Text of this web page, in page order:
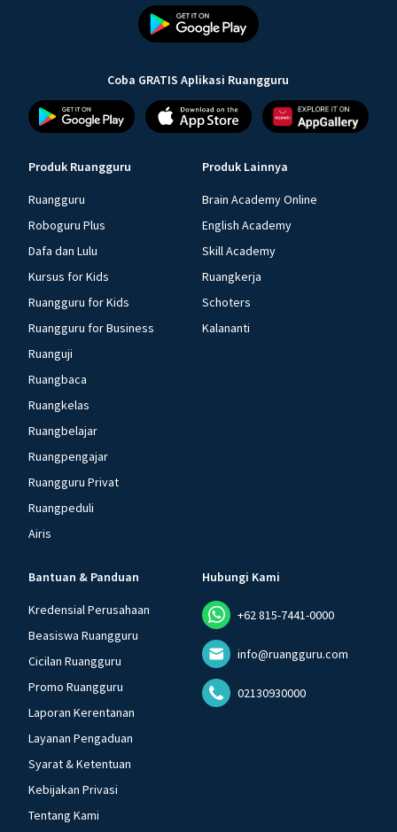
Coba GRATIS Aplikasi Ruangguru
Produk Ruangguru
Ruangguru
Roboguru Plus
Dafa dan Lulu
Kursus for Kids
Ruangguru for Kids
Ruangguru for Business
Ruanguji
Ruangbaca
Ruangkelas
Ruangbelajar
Ruangpengajar
Ruangguru Privat
Ruangpeduli
Airis
Produk Lainnya
Brain Academy Online
English Academy
Skill Academy
Ruangkerja
Schoters
Kalananti
Bantuan & Panduan
Kredensial Perusahaan
Beasiswa Ruangguru
Cicilan Ruangguru
Promo Ruangguru
Laporan Kerentanan
Layanan Pengaduan
Syarat & Ketentuan
Kebijakan Privasi
Tentang Kami
Hubungi Kami
+62 815-7441-0000
info@ruangguru.com
02130930000